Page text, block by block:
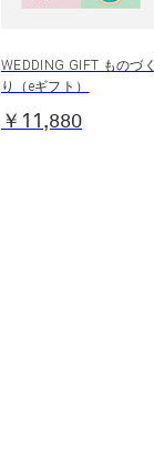
WEDDING GIFT ものづく
り（eギフト）
￥11,880